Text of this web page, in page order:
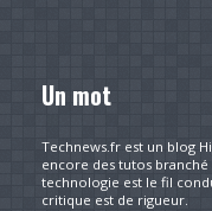
Un mot
Technews.fr est un blog
encore des tutos
technologie est le fil
critique est de rigueur.